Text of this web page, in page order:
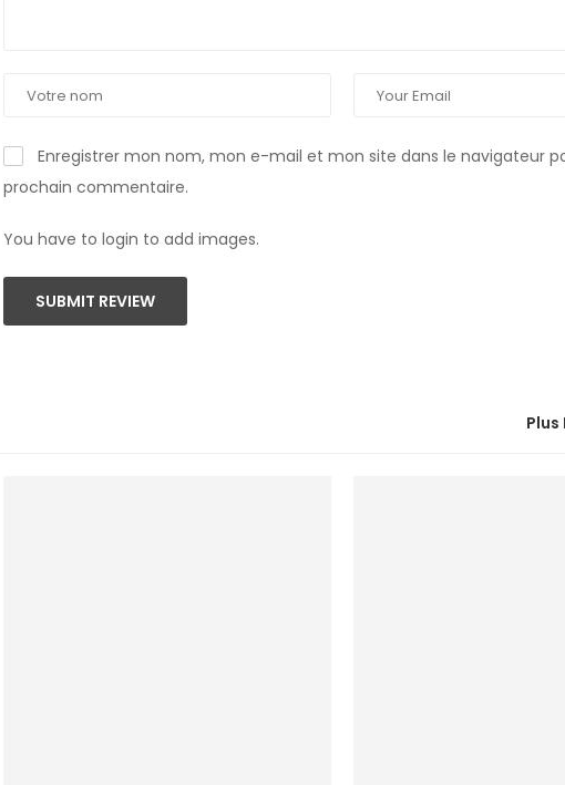
Enregistrer mon nom, mon e-mail et mon site dans le navigateur
prochain commentaire.
You have to login to add images.
SUBMIT REVIEW